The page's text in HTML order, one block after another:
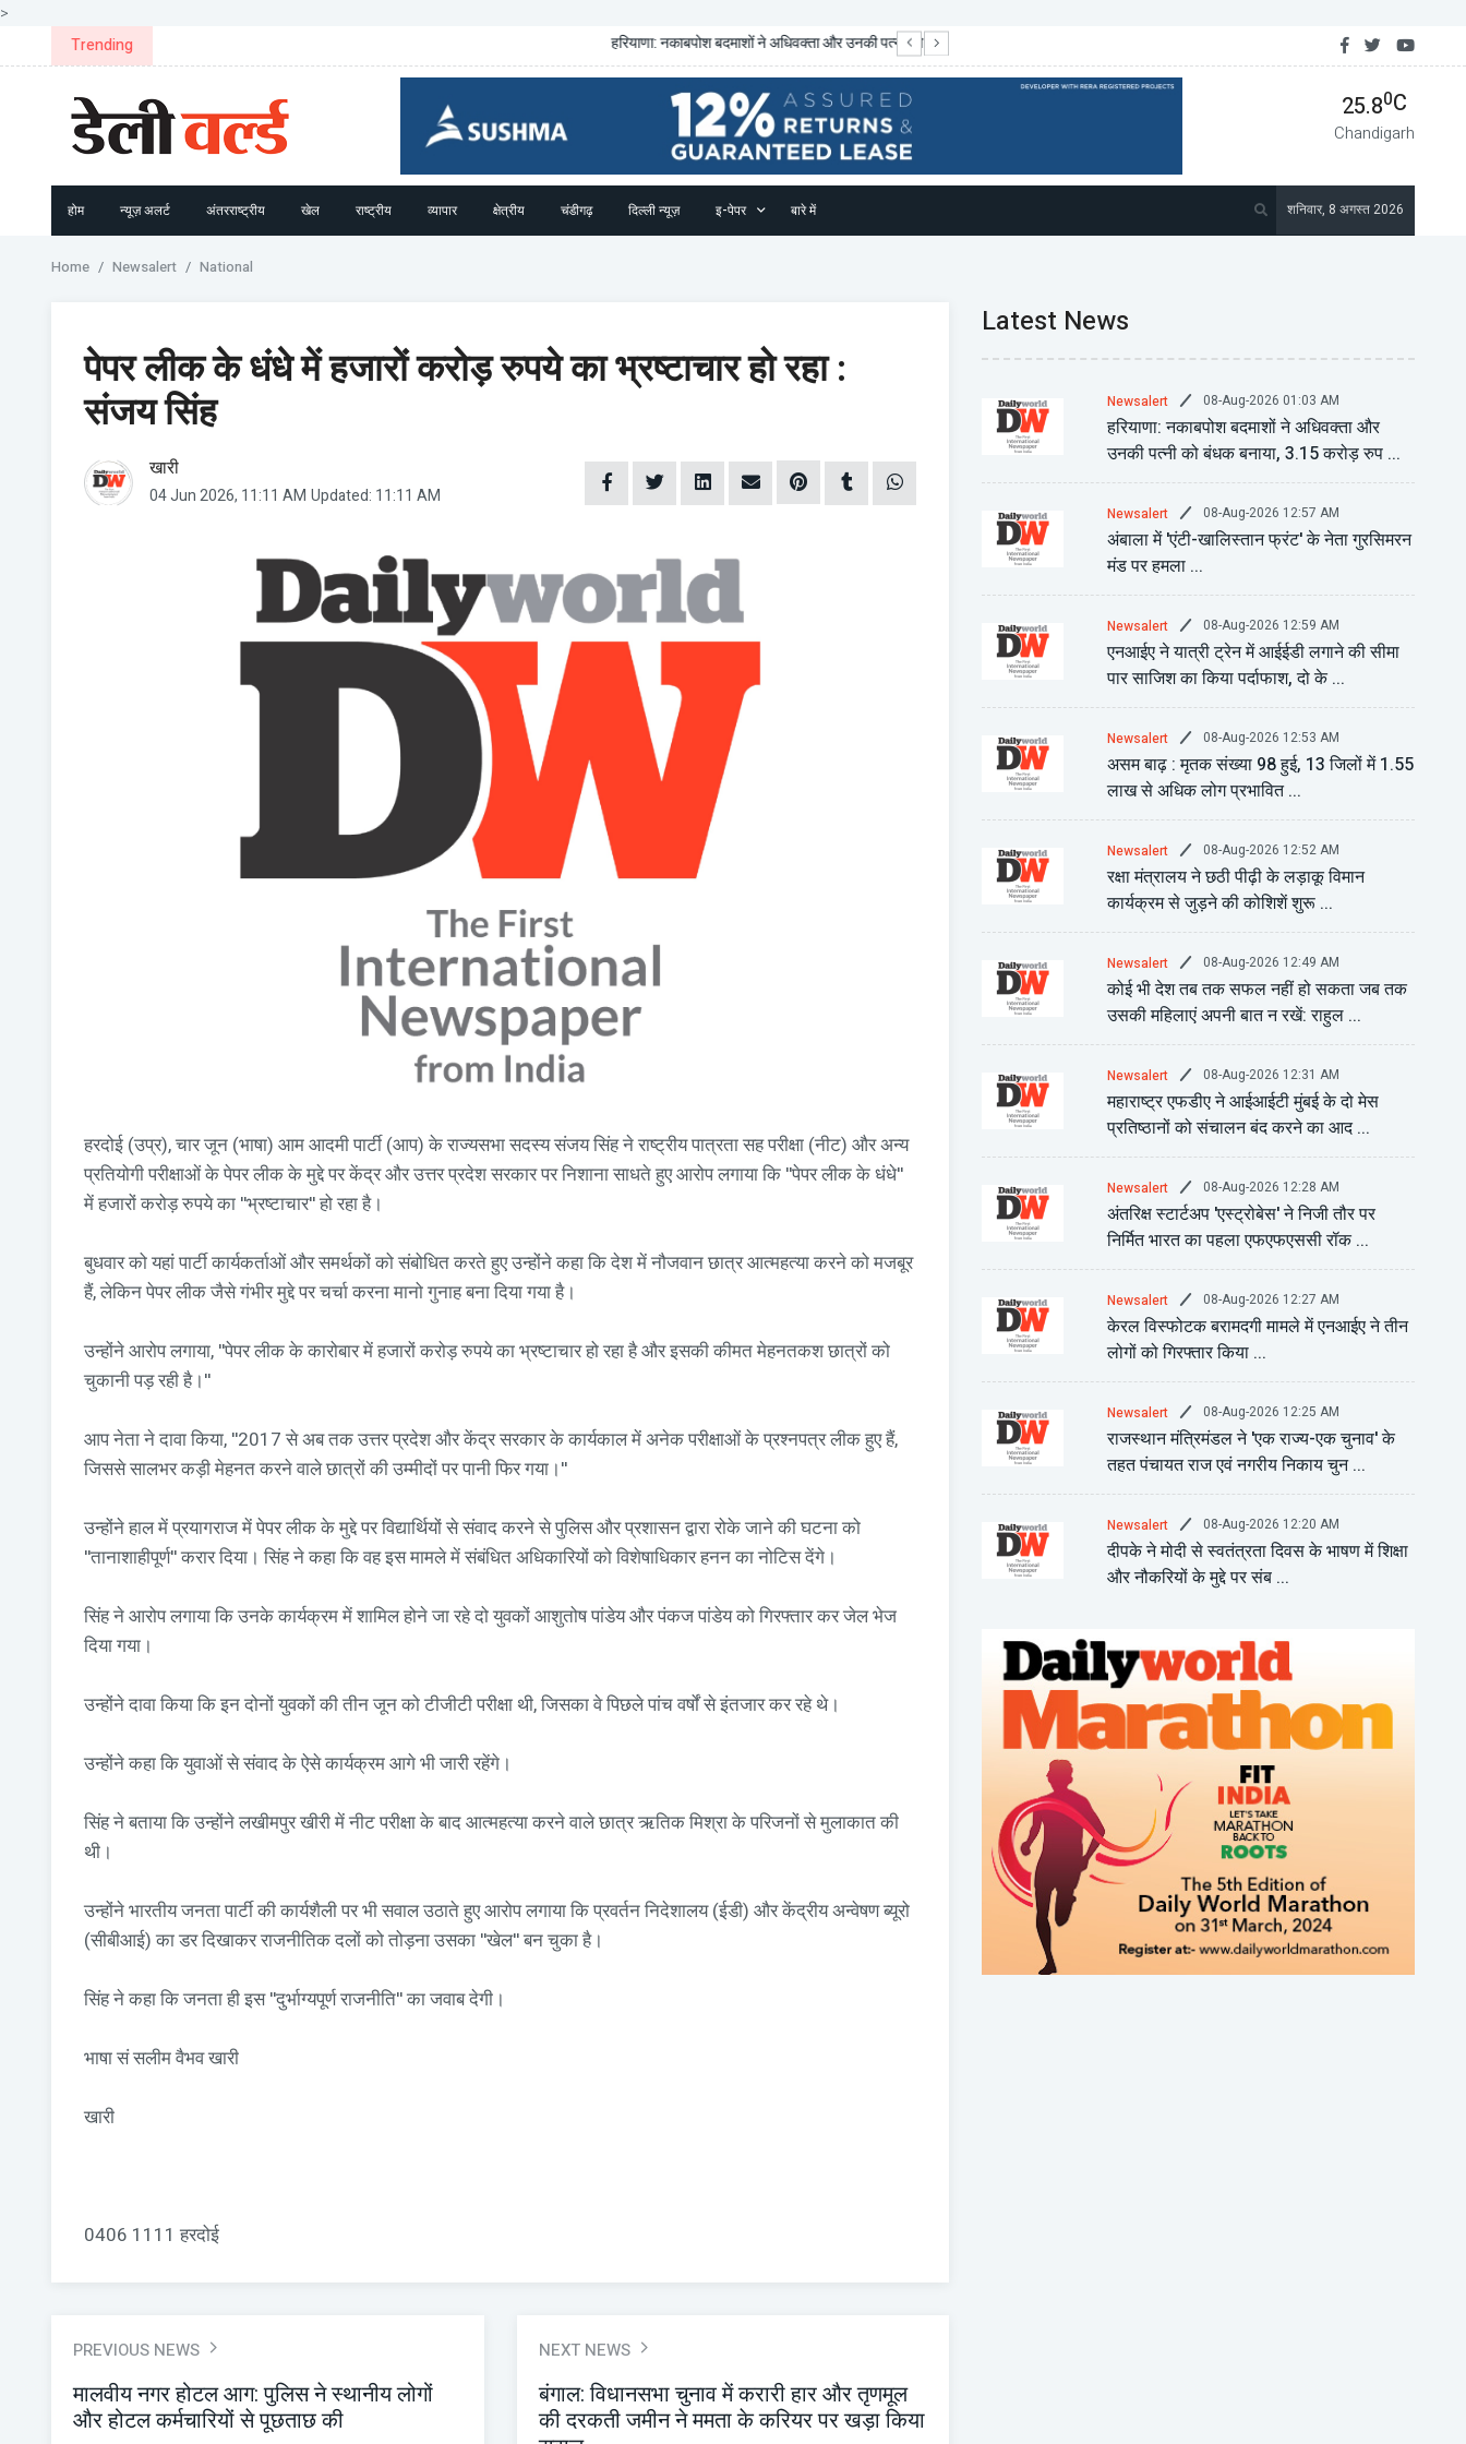
>
Trending हरियाणा: नकाबपोश बदमाशों ने अधिवक्ता और उनकी पत्नी को बंधक बनाया, 3.15 करोड़ रु?...
25.80C
Chandigarh
होम न्यूज़ अलर्ट अंतरराष्ट्रीय खेल राष्ट्रीय व्यापार क्षेत्रीय चंडीगढ़ दिल्ली न्यूज़ इ-पेपर बारे में शनिवार, 8 अगस्त 2026
Home Newsalert National
पेपर लीक के धंधे में हजारों करोड़ रुपये का भ्रष्टाचार हो रहा :
संजय सिंह
खारी
04 Jun 2026, 11:11 AM Updated: 11:11 AM
हरदोई (उप्र), चार जून (भाषा) आम आदमी पार्टी (आप) के राज्यसभा सदस्य संजय सिंह ने राष्ट्रीय पात्रता सह परीक्षा (नीट) और अन्य
प्रतियोगी परीक्षाओं के पेपर लीक के मुद्दे पर केंद्र और उत्तर प्रदेश सरकार पर निशाना साधते हुए आरोप लगाया कि ''पेपर लीक के धंधे''
में हजारों करोड़ रुपये का ''भ्रष्टाचार'' हो रहा है।
बुधवार को यहां पार्टी कार्यकर्ताओं और समर्थकों को संबोधित करते हुए उन्होंने कहा कि देश में नौजवान छात्र आत्महत्या करने को मजबूर
हैं, लेकिन पेपर लीक जैसे गंभीर मुद्दे पर चर्चा करना मानो गुनाह बना दिया गया है।
उन्होंने आरोप लगाया, ''पेपर लीक के कारोबार में हजारों करोड़ रुपये का भ्रष्टाचार हो रहा है और इसकी कीमत मेहनतकश छात्रों को
चुकानी पड़ रही है।''
आप नेता ने दावा किया, ''2017 से अब तक उत्तर प्रदेश और केंद्र सरकार के कार्यकाल में अनेक परीक्षाओं के प्रश्नपत्र लीक हुए हैं,
जिससे सालभर कड़ी मेहनत करने वाले छात्रों की उम्मीदों पर पानी फिर गया।''
उन्होंने हाल में प्रयागराज में पेपर लीक के मुद्दे पर विद्यार्थियों से संवाद करने से पुलिस और प्रशासन द्वारा रोके जाने की घटना को
''तानाशाहीपूर्ण'' करार दिया। सिंह ने कहा कि वह इस मामले में संबंधित अधिकारियों को विशेषाधिकार हनन का नोटिस देंगे।
सिंह ने आरोप लगाया कि उनके कार्यक्रम में शामिल होने जा रहे दो युवकों आशुतोष पांडेय और पंकज पांडेय को गिरफ्तार कर जेल भेज
दिया गया।
उन्होंने दावा किया कि इन दोनों युवकों की तीन जून को टीजीटी परीक्षा थी, जिसका वे पिछले पांच वर्षों से इंतजार कर रहे थे।
उन्होंने कहा कि युवाओं से संवाद के ऐसे कार्यक्रम आगे भी जारी रहेंगे।
सिंह ने बताया कि उन्होंने लखीमपुर खीरी में नीट परीक्षा के बाद आत्महत्या करने वाले छात्र ऋतिक मिश्रा के परिजनों से मुलाकात की
थी।
उन्होंने भारतीय जनता पार्टी की कार्यशैली पर भी सवाल उठाते हुए आरोप लगाया कि प्रवर्तन निदेशालय (ईडी) और केंद्रीय अन्वेषण ब्यूरो
(सीबीआई) का डर दिखाकर राजनीतिक दलों को तोड़ना उसका ''खेल'' बन चुका है।
सिंह ने कहा कि जनता ही इस ''दुर्भाग्यपूर्ण राजनीति'' का जवाब देगी।
भाषा सं सलीम वैभव खारी
खारी
0406 1111 हरदोई
PREVIOUS NEWS
मालवीय नगर होटल आग: पुलिस ने स्थानीय लोगों
और होटल कर्मचारियों से पूछताछ की
NEXT NEWS
बंगाल: विधानसभा चुनाव में करारी हार और तृणमूल
की दरकती जमीन ने ममता के करियर पर खड़ा किया
Latest News
Newsalert 08-Aug-2026 01:03 AM
हरियाणा: नकाबपोश बदमाशों ने अधिवक्ता और
उनकी पत्नी को बंधक बनाया, 3.15 करोड़ रुप ...
Newsalert 08-Aug-2026 12:57 AM
अंबाला में 'एंटी-खालिस्तान फ्रंट' के नेता गुरसिमरन
मंड पर हमला ...
Newsalert 08-Aug-2026 12:59 AM
एनआईए ने यात्री ट्रेन में आईईडी लगाने की सीमा
पार साजिश का किया पर्दाफाश, दो के ...
Newsalert 08-Aug-2026 12:53 AM
असम बाढ़ : मृतक संख्या 98 हुई, 13 जिलों में 1.55
लाख से अधिक लोग प्रभावित ...
Newsalert 08-Aug-2026 12:52 AM
रक्षा मंत्रालय ने छठी पीढ़ी के लड़ाकू विमान
कार्यक्रम से जुड़ने की कोशिशें शुरू ...
Newsalert 08-Aug-2026 12:49 AM
कोई भी देश तब तक सफल नहीं हो सकता जब तक
उसकी महिलाएं अपनी बात न रखें: राहुल ...
Newsalert 08-Aug-2026 12:31 AM
महाराष्ट्र एफडीए ने आईआईटी मुंबई के दो मेस
प्रतिष्ठानों को संचालन बंद करने का आद ...
Newsalert 08-Aug-2026 12:28 AM
अंतरिक्ष स्टार्टअप 'एस्ट्रोबेस' ने निजी तौर पर
निर्मित भारत का पहला एफएफएससी रॉक ...
Newsalert 08-Aug-2026 12:27 AM
केरल विस्फोटक बरामदगी मामले में एनआईए ने तीन
लोगों को गिरफ्तार किया ...
Newsalert 08-Aug-2026 12:25 AM
राजस्थान मंत्रिमंडल ने 'एक राज्य-एक चुनाव' के
तहत पंचायत राज एवं नगरीय निकाय चुन ...
Newsalert 08-Aug-2026 12:20 AM
दीपके ने मोदी से स्वतंत्रता दिवस के भाषण में शिक्षा
और नौकरियों के मुद्दे पर संब ...